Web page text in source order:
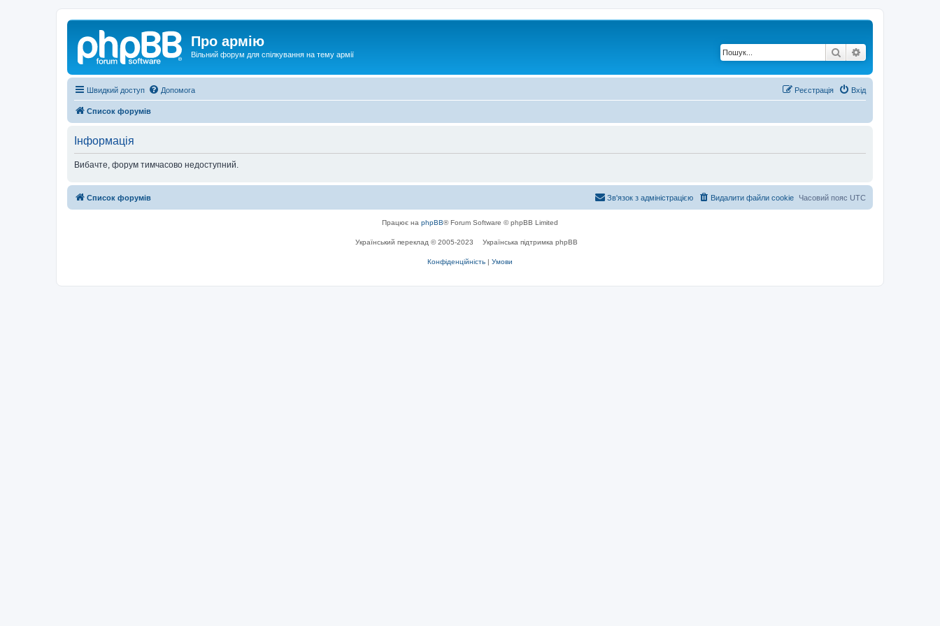
Про армію
Вільний форум для спілкування на тему армії Пошук
Швидкий доступ Допомога Вхід
Реєстрація
Список форумів
Інформація
Вибачте, форум тимчасово недоступний.
Список форумів Часовий пояс UTC
Видалити файли cookie
Зв'язок з адміністрацією
Працює на phpBB® Forum Software © phpBB Limited
Український переклад © 2005-2023 Українська підтримка phpBB
Конфіденційність | Умови